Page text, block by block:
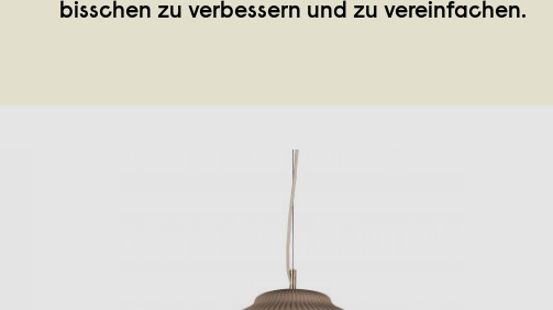
bisschen zu verbessern und zu vereinfachen.